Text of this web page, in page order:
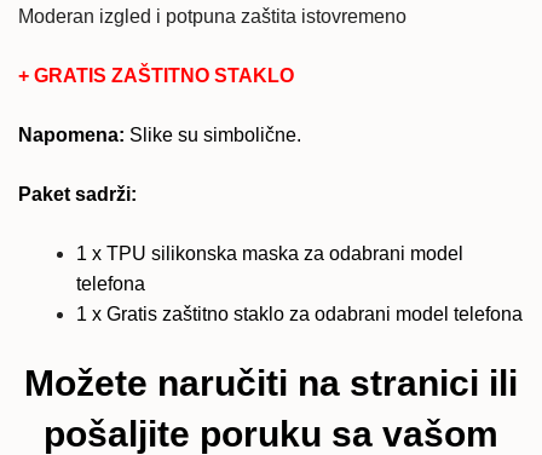
Moderan izgled i potpuna zaštita istovremeno
+ GRATIS ZAŠTITNO STAKLO
Napomena: Slike su simbolične.
Paket sadrži:
1 x TPU silikonska maska za odabrani model
telefona
1 x Gratis zaštitno staklo za odabrani model telefona
Možete naručiti na stranici ili
pošaljite poruku sa vašom